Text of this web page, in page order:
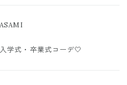
ASAMI
入学式・卒業式コーデ🤍